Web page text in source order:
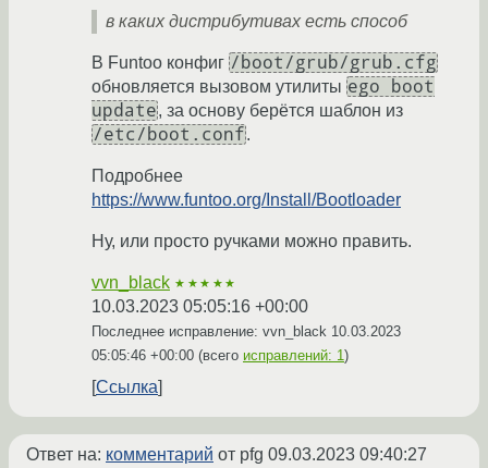
в каких дистрибутивах есть способ
В Funtoo конфиг /boot/grub/grub.cfg
обновляется вызовом утилиты ego boot
update, за основу берётся шаблон из
/etc/boot.conf.
Подробнее
https://www.funtoo.org/Install/Bootloader
Ну, или просто ручками можно править.
vvn_black ★★★★★
10.03.2023 05:05:16 +00:00
Последнее исправление: vvn_black 10.03.2023
05:05:46 +00:00 (всего исправлений: 1)
Ссылка
Ответ на: комментарий от pfg 09.03.2023 09:40:27